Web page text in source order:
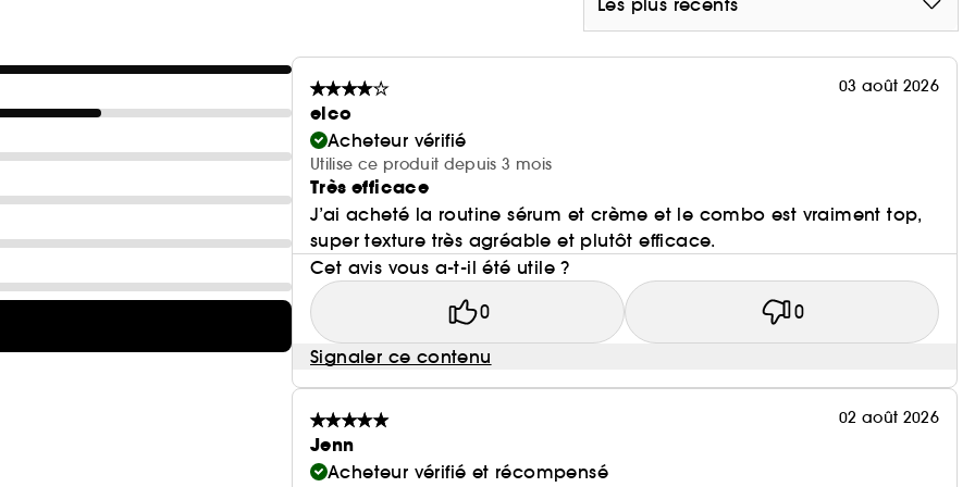
Les plus récents
03 août 2026
elco
Acheteur vérifié
Utilise ce produit depuis 3 mois
Très efficace
J’ai acheté la routine sérum et crème et le combo est vraiment top,
super texture très agréable et plutôt efficace.
Cet avis vous a-t-il été utile ?
0 0
Signaler ce contenu
02 août 2026
Jenn
Acheteur vérifié et récompensé